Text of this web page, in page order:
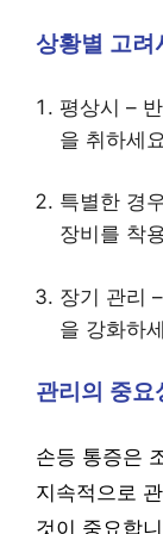
상황별 고려
평상시 –
을 취하세
특별한 경
장비를 착
장기 관리
을 강화하
관리의 중요
손등 통증은
지속적으로
것이 중요합